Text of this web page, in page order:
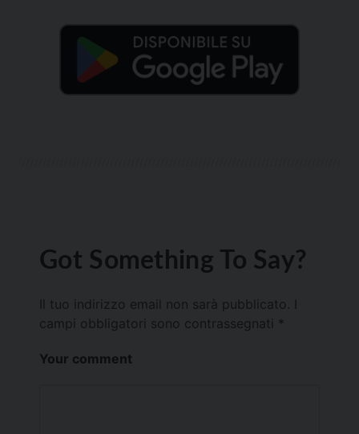
Got Something To Say?
Il tuo indirizzo email non sarà pubblicato.
campi obbligatori sono contrassegnati *
Your comment